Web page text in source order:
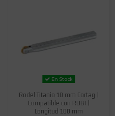
En Stock
Rodel Titanio 10 mm Cortag |
Compatible con RUBI |
Longitud 100 mm